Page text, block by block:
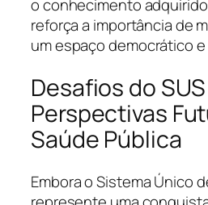
o conhecimento
reforça a importância de
um espaço democrático
Desafios do
Perspectivas
Saúde Pública
Embora o Sistema Único